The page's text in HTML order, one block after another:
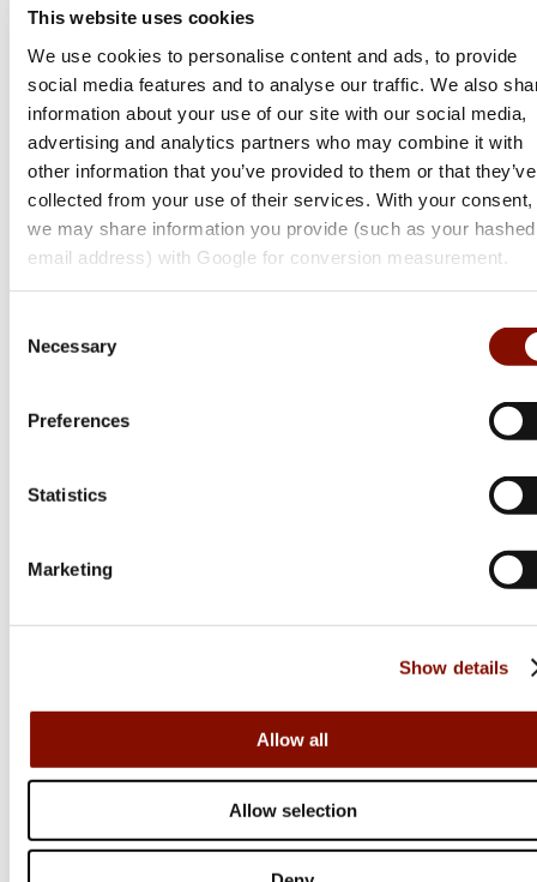
This website uses cookies
We use cookies to personalise content and ads, to provide
social media features and to analyse our traffic. We also
information about your use of our site with our social media,
advertising and analytics partners who may combine it with
other information that you’ve provided to them or that they’ve
collected from your use of their services. With your consent,
we may share information you provide (such as your hashed
email address) with Google for conversion measurement.
Selection
Necessary
Preferences
Statistics
Marketing
Show details
Allow all
Allow selection
Härkila
Heat jacka | Willow
green/Black
Flera varianter
Online: I lager
Härkila
Heat fodrad väst | Willow
green/Shadow brown
Flera varianter
Game Kortärmad T-
moose
Fjell keps | Willow green